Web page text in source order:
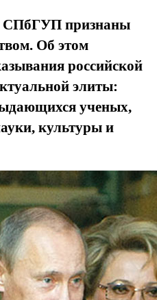
СПбГУП признаны
Об этом
российской
элиты:
ученых,
культуры и